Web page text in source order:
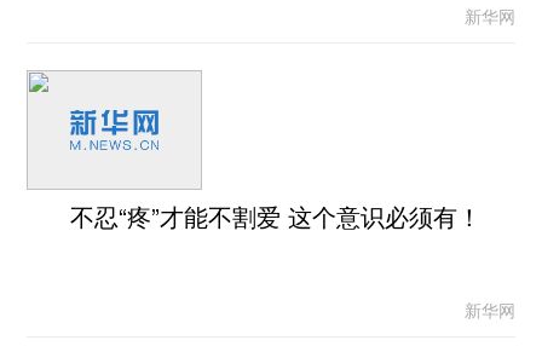
新华网
不忍“疼”才能不割爱 这个意识必须有！
新华网